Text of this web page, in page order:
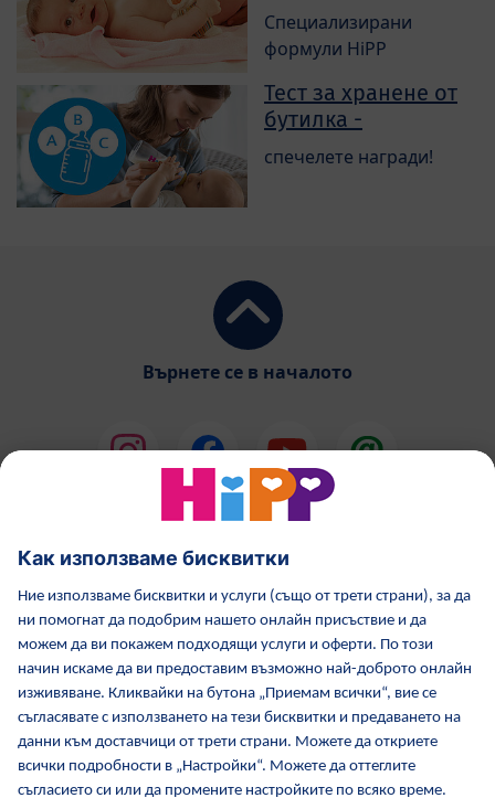
Специализирани
формули HiPP
Тест за хранене от
бутилка -
спечелете награди!
Върнете се в началото
Грижа за кожата от HiPP
HiPP по време бременност
Политика за поверителност
Общи условия
Отпечатване
Повече за HiPP Контакти